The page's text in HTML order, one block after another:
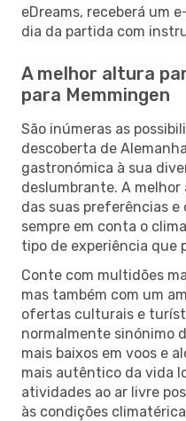
eDreams, receberá um
dia da partida com
A melhor altura
para Memmingen
São inúmeras as
descoberta de
gastronómica à sua
deslumbrante. A
das suas preferências e
sempre em conta o
tipo de experiência que
Conte com multidões
mas também com um
ofertas culturais e
normalmente sinónimo
mais baixos em voos e
mais autêntico da vida
atividades ao ar livre
às condições